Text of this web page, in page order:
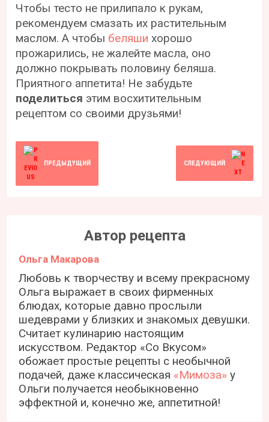
Чтобы тесто не прилипало к рукам,
рекомендуем смазать их растительным
маслом. А чтобы беляши хорошо
прожарились, не жалейте масла, оно
должно покрывать половину беляша.
Приятного аппетита! Не забудьте
поделиться этим восхитительным
рецептом со своими друзьями!
ПРЕДЫДУЩИЙ СЛЕДУЮЩИЙ
Автор рецепта
Ольга Макарова
Любовь к творчеству и всему прекрасному
Ольга выражает в своих фирменных
блюдах, которые давно прослыли
шедеврами у близких и знакомых девушки.
Считает кулинарию настоящим
искусством. Редактор «Со Вкусом»
обожает простые рецепты с необычной
подачей, даже классическая «Мимоза» у
Ольги получается необыкновенно
эффектной и, конечно же, аппетитной!